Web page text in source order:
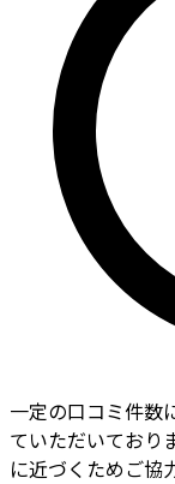
一定の口コミ件数
ていただいており
に近づくためご協